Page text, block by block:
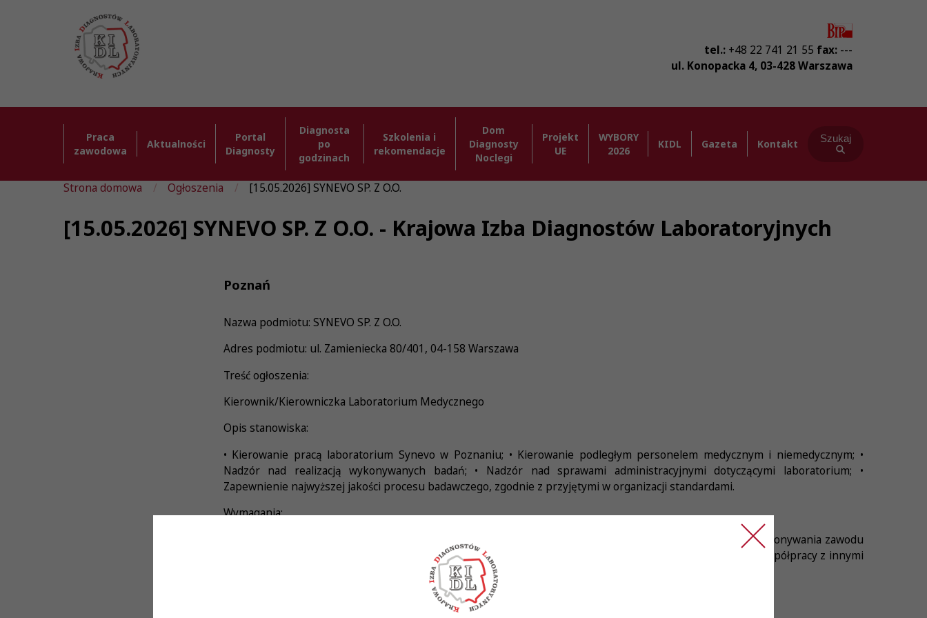
tel.: +48 22 741 21 55 fax: ---
ul. Konopacka 4, 03-428Warszawa
Praca
zawodowa
Aktualności
Portal
Diagnosty
Diagnosta
po
godzinach
Szkolenia i
rekomendacje
Dom
Diagnosty
Noclegi
Projekt
UE
WYBORY
2026
KIDL Gazeta Kontakt Szukaj
Strona domowa Ogłoszenia [15.05.2026] SYNEVO SP. Z O.O.
[15.05.2026] SYNEVO SP. Z O.O. - Krajowa Izba Diagnostów Laboratoryjnych
Poznań
Nazwa podmiotu: SYNEVO SP. Z O.O.
Adres podmiotu: ul. Zamieniecka 80/401, 04-158 Warszawa
Treść ogłoszenia:
Kierownik/Kierowniczka Laboratorium Medycznego
Opis stanowiska:
• Kierowanie pracą laboratorium Synevo w Poznaniu; • Kierowanie podległym personelem medycznym i niemedycznym; •
Nadzór nad realizacją wykonywanych badań; • Nadzór nad sprawami administracyjnymi dotyczącymi laboratorium; •
Zapewnienie najwyższej jakości procesu badawczego, zgodnie z przyjętymi w organizacji standardami.
Wymagania:
• Wykształcenie wyższe kierunkowe; • Specjalizacja z zakresu diagnostyki laboratoryjnej; • Czynne prawo wykonywania zawodu
(wpis na listę KIDL); • Mile widziane doświadczenie na stanowisku kierownika laboratorium; • Umiejętność współpracy z innymi